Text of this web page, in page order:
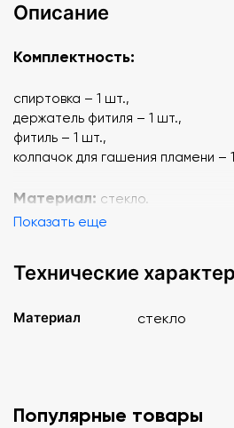
Описание
Комплектность:
спиртовка – 1 шт.,
держатель фитиля – 1 шт.,
фитиль – 1 шт.,
колпачок для гашения пламени –
Материал: стекло.
Показать еще
Технические
Материал стекло
Популярные товары